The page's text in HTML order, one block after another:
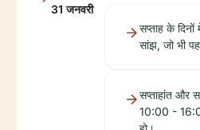
31 जनवरी
सप्ताह के
सांझ, जो भी
सप्ताहांत और
10:00 -